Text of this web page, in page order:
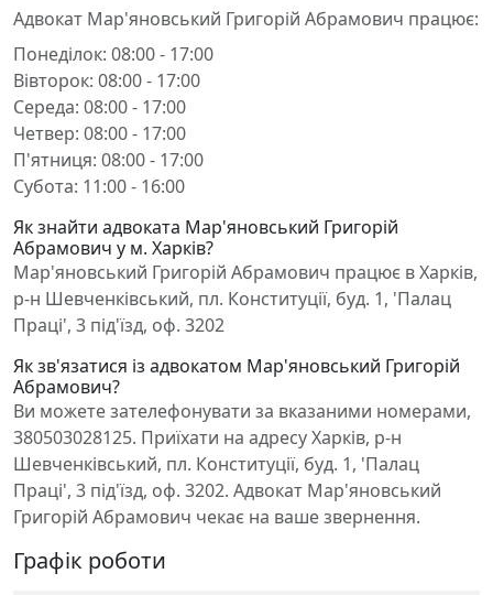
Адвокат Мар'яновський Григорій Абрамович працює:
Понеділок: 08:00 - 17:00
Вівторок: 08:00 - 17:00
Середа: 08:00 - 17:00
Четвер: 08:00 - 17:00
П'ятниця: 08:00 - 17:00
Субота: 11:00 - 16:00
Як знайти адвоката Мар'яновський Григорій
Абрамович у м. Харків?
Мар'яновський Григорій Абрамович працює в Харків,
р-н Шевченківський, пл. Конституції, буд. 1, 'Палац
Праці', 3 під'їзд, оф. 3202
Як зв'язатися із адвокатом Мар'яновський Григорій
Абрамович?
Ви можете зателефонувати за вказаними номерами,
380503028125. Приїхати на адресу Харків, р-н
Шевченківський, пл. Конституції, буд. 1, 'Палац
Праці', 3 під'їзд, оф. 3202. Адвокат Мар'яновський
Григорій Абрамович чекає на ваше звернення.
Графік роботи